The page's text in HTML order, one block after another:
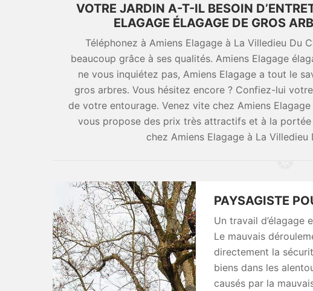
VOTRE JARDIN A-T-IL BESOIN
ELAGAGE ÉLAGAGE DE GROS
Téléphonez à Amiens Elagage à La Villedieu Du
beaucoup grâce à ses qualités. Amiens Elagage
ne vous inquiétez pas, Amiens Elagage a tout le
gros arbres. Vous hésitez encore ? Confiez-lui
de votre entourage. Venez vite chez Amiens
vous propose des prix très attractifs et à la
chez Amiens Elagage à La
PAYSAGISTE
Un travail d’élagage
Le mauvais
directement la
biens dans les
causés par la